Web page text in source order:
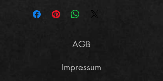
AGB
Impressum